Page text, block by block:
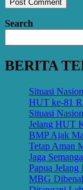
Search
BERITA
Situasi
HUT ke-81
Situasi
Jelang HUT
BMP Ajak
Tetap Aman
Jaga
Papua
MBG